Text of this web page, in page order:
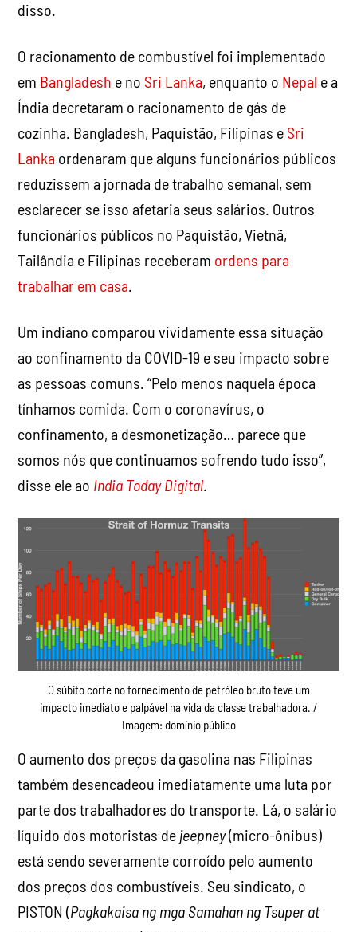
disso.
O racionamento de combustível foi implementado
em Bangladesh e no Sri Lanka, enquanto o Nepal e a
Índia decretaram o racionamento de gás de
cozinha. Bangladesh, Paquistão, Filipinas e Sri
Lanka ordenaram que alguns funcionários públicos
reduzissem a jornada de trabalho semanal, sem
esclarecer se isso afetaria seus salários. Outros
funcionários públicos no Paquistão, Vietnã,
Tailândia e Filipinas receberam ordens para
trabalhar em casa.
Um indiano comparou vividamente essa situação
ao confinamento da COVID-19 e seu impacto sobre
as pessoas comuns. “Pelo menos naquela época
tínhamos comida. Com o coronavírus, o
confinamento, a desmonetização… parece que
somos nós que continuamos sofrendo tudo isso”,
disse ele ao India Today Digital.
O súbito corte no fornecimento de petróleo bruto teve um
impacto imediato e palpável na vida da classe trabalhadora. /
Imagem: domínio público
O aumento dos preços da gasolina nas Filipinas
também desencadeou imediatamente uma luta por
parte dos trabalhadores do transporte. Lá, o salário
líquido dos motoristas de jeepney(micro-ônibus)
está sendo severamente corroído pelo aumento
dos preços dos combustíveis. Seu sindicato, o
PISTON (Pagkakaisa ng mga Samahan ng Tsuper at